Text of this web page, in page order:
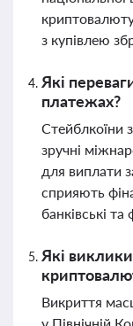
з купівлею
Які
платежах?
Стейблкоїни
зручні
для виплати
сприяють
банківські та
Які
Викриття